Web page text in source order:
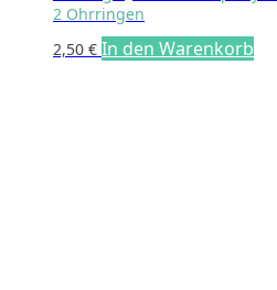
2 Ohrringen
2,50 € In den Warenkorb